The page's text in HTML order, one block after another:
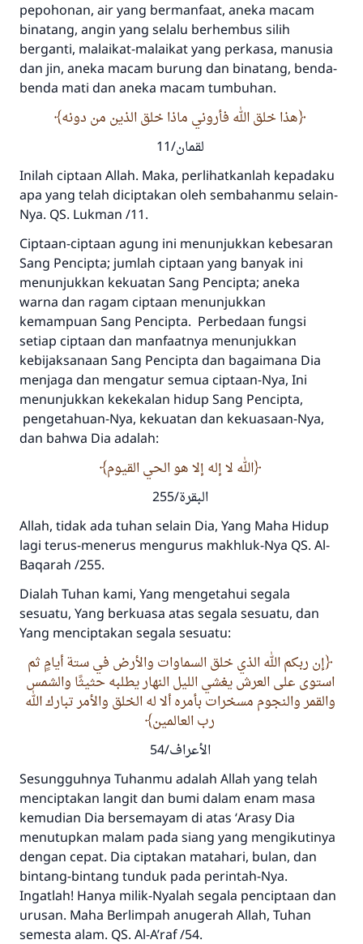
pepohonan, air yang bermanfaat, aneka macam
binatang, angin yang selalu berhembus silih
berganti, malaikat-malaikat yang perkasa, manusia
dan jin, aneka macam burung dan binatang, benda-
benda mati dan aneka macam tumbuhan.
هذا خلق الله فأروني ماذا خلق الذين من دونه
لقمان/11
Inilah ciptaan Allah. Maka, perlihatkanlah kepadaku
apa yang telah diciptakan oleh sembahanmu selain-
Nya. QS. Lukman /11.
Ciptaan-ciptaan agung ini menunjukkan kebesaran
Sang Pencipta; jumlah ciptaan yang banyak ini
menunjukkan kekuatan Sang Pencipta; aneka
warna dan ragam ciptaan menunjukkan
kemampuan Sang Pencipta. Perbedaan fungsi
setiap ciptaan dan manfaatnya menunjukkan
kebijaksanaan Sang Pencipta dan bagaimana Dia
menjaga dan mengatur semua ciptaan-Nya, Ini
menunjukkan kekekalan hidup Sang Pencipta,
pengetahuan-Nya, kekuatan dan kekuasaan-Nya,
dan bahwa Dia adalah:
الله لا إله إلا هو الحي القيوم
البقرة/255
Allah, tidak ada tuhan selain Dia, Yang Maha Hidup
lagi terus-menerus mengurus makhluk-Nya QS. Al-
Baqarah /255.
Dialah Tuhan kami, Yang mengetahui segala
sesuatu, Yang berkuasa atas segala sesuatu, dan
Yang menciptakan segala sesuatu:
إن ربكم الله الذي خلق السماوات والأرض في ستة أيامٍ ثم
استوى على العرش يغشي الليل النهار يطلبه حثيثًا والشمس
والقمر والنجوم مسخرات بأمره ألا له الخلق والأمر تبارك الله
رب العالمين
الأعراف/54
Sesungguhnya Tuhanmu adalah Allah yang telah
menciptakan langit dan bumi dalam enam masa
kemudian Dia bersemayam di atas ʻArasy Dia
menutupkan malam pada siang yang mengikutinya
dengan cepat. Dia ciptakan matahari, bulan, dan
bintang-bintang tunduk pada perintah-Nya.
Ingatlah! Hanya milik-Nyalah segala penciptaan dan
urusan. Maha Berlimpah anugerah Allah, Tuhan
semesta alam. QS. Al-A’raf /54.